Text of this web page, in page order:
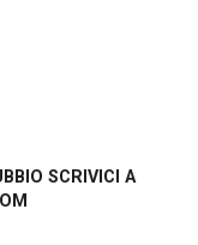
SCRIVICI A